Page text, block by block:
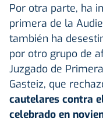
Por otra parte, ha
primera de la
también ha
por otro grupo de
Juzgado de
Gasteiz, que
cautelares contra
celebrado en